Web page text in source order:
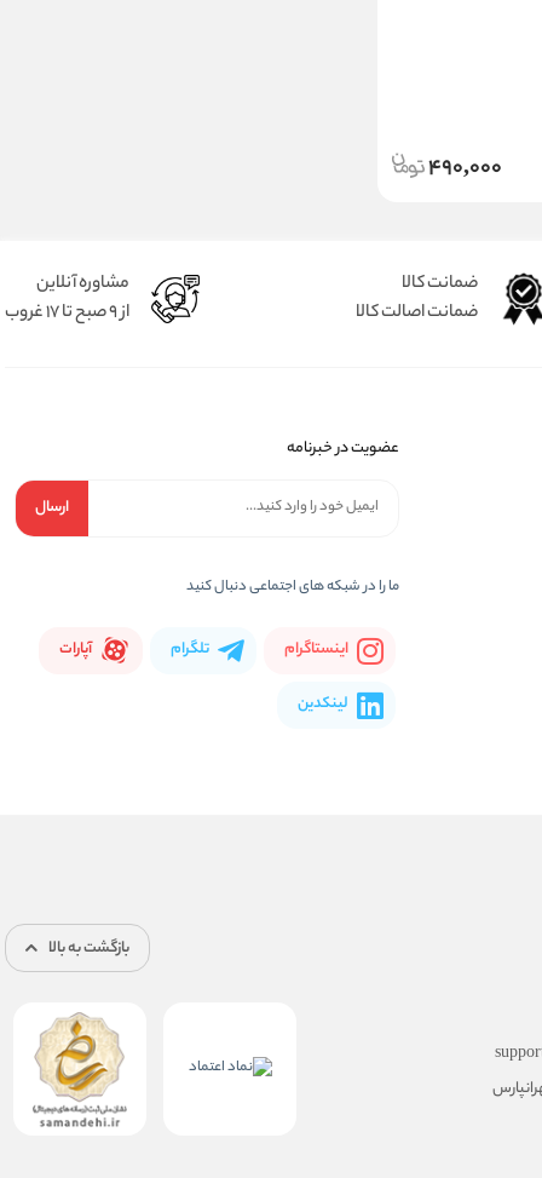
490,000
ضمانت کالا
ضمانت اصالت کالا
مشاوره آنلاین
از 9 صبح تا 17 غروب
عضویت در خبرنامه
ارسال
ما را در شبكه های اجتماعی دنبال کنید
اینستاگرام تلگرام آپارات
لینکدین
بازگشت به بالا